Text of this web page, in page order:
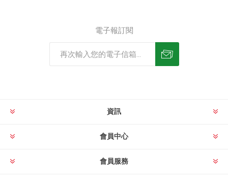
電子報訂閱
資訊
會員中心
會員服務